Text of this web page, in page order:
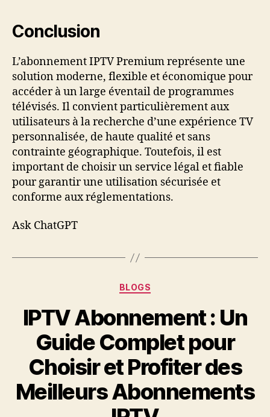
Conclusion
L’abonnement IPTV Premium représente une
solution moderne, flexible et économique pour
accéder à un large éventail de programmes
télévisés. Il convient particulièrement aux
utilisateurs à la recherche d’une expérience TV
personnalisée, de haute qualité et sans
contrainte géographique. Toutefois, il est
important de choisir un service légal et fiable
pour garantir une utilisation sécurisée et
conforme aux réglementations.
Ask ChatGPT
Categories
BLOGS
IPTV Abonnement : Un
Guide Complet pour
Choisir et Profiter des
Meilleurs Abonnements